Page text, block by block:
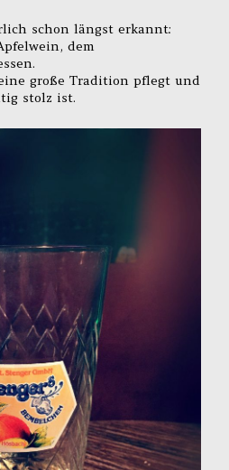
schon längst erkannt:
dem
große Tradition pflegt und
stolz ist.